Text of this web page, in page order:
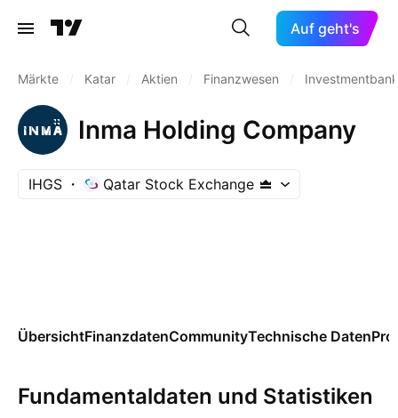
Auf geht's
Märkte Katar Aktien Finanzwesen
Inma Holding Company
IHGS Qatar Stock Exchange
ÜbersichtFinanzdatenCommunityTechnische Daten
Fundamentaldaten und Statistiken